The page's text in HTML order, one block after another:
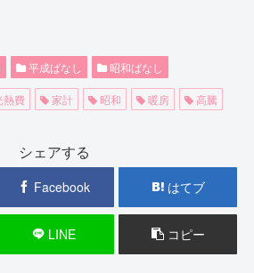
平成ばなし 昭和ばなし
熱費 家計 昭和 暖房 高騰
シェアする
Facebook はてブ
LINE コピー